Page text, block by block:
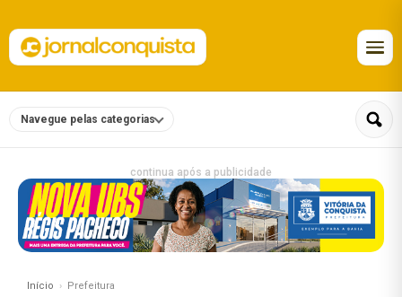
Navegue pelas categorias
continua após a publicidade
Início Prefeitura